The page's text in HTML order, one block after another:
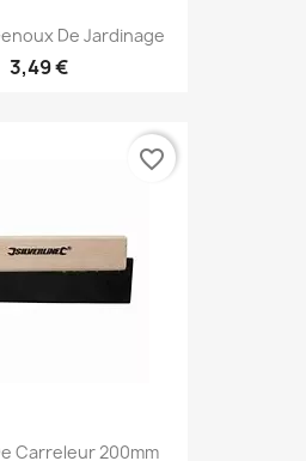
De Jardinage
3,49 €
Carreleur 200mm
favorite_border